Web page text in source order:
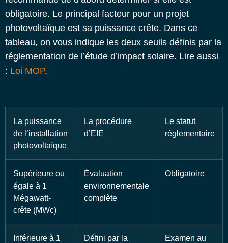
obligatoire. Le principal facteur pour un projet
photovoltaïque est sa puissance crête. Dans ce
tableau, on vous indique les deux seuils définis par la
réglementation de l’étude d’impact solaire. Lire aussi
: Loi MOP.
La puissance
de l’installation
photovoltaïque
La procédure
d’EIE
Le statut
réglementaire
Supérieure ou
égale à 1
Mégawatt-
crête (MWc)
Évaluation
environnementale
complète
Obligatoire
Inférieure à 1
Défini par la
Examen au